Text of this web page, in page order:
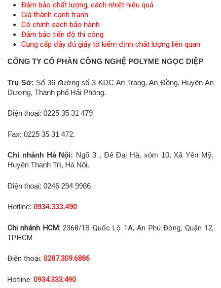
Đảm bảo chất lượng, cách nhiệt hiệu quả
Giá thành cạnh tranh
Có chính sách bảo hành
Đảm bảo tiến độ thi công
Cung cấp đầy đủ giấy tờ kiểm định chất lượng liên quan
CÔNG TY CỔ PHẦN CÔNG NGHỆ POLYME NGỌC DIỆP
Trụ Sở: Số 36 đường số 3 KDC An Trang, An Đồng, Huyện An
Dương, Thành phố Hải Phòng.
Điện thoại: 0225 35 31 479
Fax: 0225 35 31 472.
Chi nhánh Hà Nội: Ngõ 3 , Đê Đại Hà, xóm 10, Xã Yên Mỹ,
Huyện Thanh Trì, Hà Nội.
Điện thoại: 0246 294 9986
Hotline: 0934.333.490
Chi nhánh HCM:2368/1B Quốc Lộ 1A, An Phú Đông, Quận 12,
TP.HCM.
Điện thoại: 0287.309.6886
Hotline: 0934.333.490